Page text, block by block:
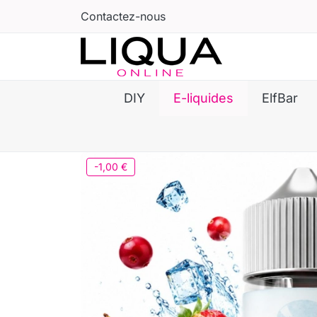
Contactez-nous
DIY E-liquides ElfBar
-1,00 €